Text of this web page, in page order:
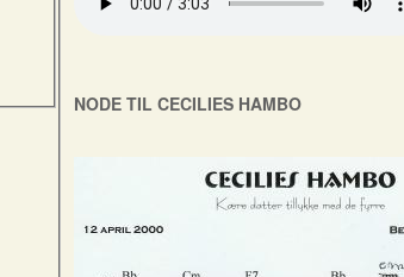
NODE TIL CECILIES HAMBO